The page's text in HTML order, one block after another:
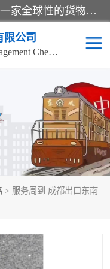
邦赋供应链管理成都有限公司是一家全球性的货物运输代理公司，主要从事：波兰中欧班列、德国中欧班列、出口莫斯科班列、中欧班列进口、蓉欧铁路、成都出口空运等业务，同时亦提供报关、报检、仓储、码头操作等服务。
限公司
Bangfu Supply Chain Management Chengdu Co.,LTD
> 服务周到 成都出口东南
中欧班列
空运
海运
海运